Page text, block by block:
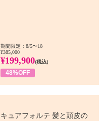
期間限定：8/5〜18
¥385,000
¥199,900(税込)
48%OFF
キュアフォルテ 髪と頭皮の